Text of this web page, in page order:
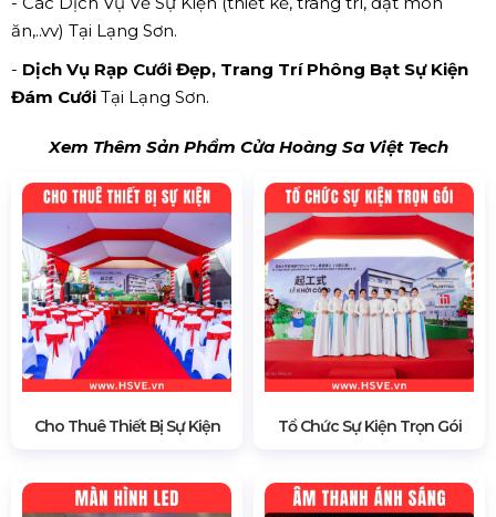
ăn,..vv) Tại Lạng Sơn.
- Dịch Vụ Rạp Cưới Đẹp, Trang Trí Phông Bạt Sự Kiện
Đám Cưới Tại Lạng Sơn.
Xem Thêm Sản Phẩm Cửa Hoàng Sa Việt Tech
Cho Thuê Thiết Bị Sự Kiện Tổ Chức Sự Kiện Trọn Gói